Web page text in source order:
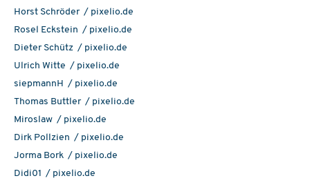
Horst Schröder / pixelio.de
Rosel Eckstein / pixelio.de
Dieter Schütz / pixelio.de
Ulrich Witte / pixelio.de
siepmannH / pixelio.de
Thomas Buttler / pixelio.de
Miroslaw / pixelio.de
Dirk Pollzien / pixelio.de
Jorma Bork / pixelio.de
Didi01 / pixelio.de